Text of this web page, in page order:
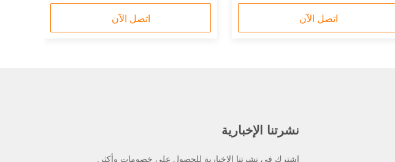
اتصل الآن اتصل الآن
نشرتنا الإخبارية
اشترك في نشرتنا الإخبارية للحصول على خصومات وأكثر.